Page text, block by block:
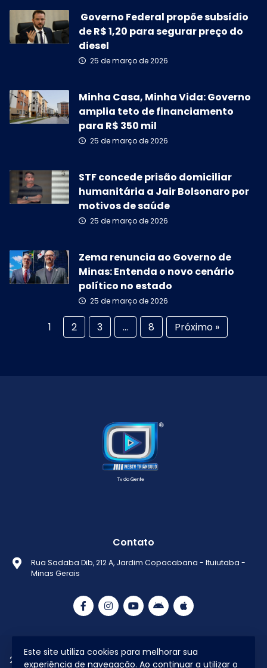
Governo Federal propõe subsídio
de R$ 1,20 para segurar preço do
diesel
25 de março de 2026
Minha Casa, Minha Vida: Governo
amplia teto de financiamento
para R$ 350 mil
25 de março de 2026
STF concede prisão domiciliar
humanitária a Jair Bolsonaro por
motivos de saúde
25 de março de 2026
Zema renuncia ao Governo de
Minas: Entenda o novo cenário
político no estado
25 de março de 2026
1 2 3 … 8 Próximo »
Este site utiliza cookies para melhorar sua
experiência de navegação. Ao continuar a utilizar o
Contato
Rua Sadaba Dib, 212 A, Jardim Copacabana - Ituiutaba -
Minas Gerais
2021 © Todos os direitos reservados Web
Política de